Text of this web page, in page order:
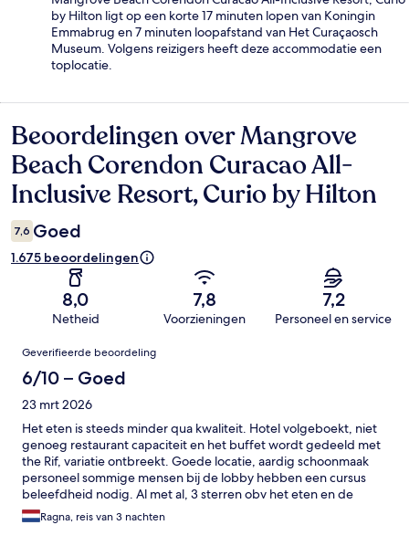
by Hilton ligt op een korte 17 minuten lopen van Koningin
Emmabrug en 7 minuten loopafstand van Het Curaçaosch
Museum. Volgens reizigers heeft deze accommodatie een
toplocatie.
Beoordelingen
Beoordelingen over Mangrove
Beach Corendon Curacao All-
Inclusive Resort, Curio by Hilton
7,6 Goed
1.675 beoordelingen
8,0
Netheid
7,8
Voorzieningen
7,2
Personeel en service
Beoordelingen
Geverifieerde beoordeling
6/10 – Goed
23 mrt 2026
Het eten is steeds minder qua kwaliteit. Hotel volgeboekt, niet
genoeg restaurant capaciteit en het buffet wordt gedeeld met
the Rif, variatie ontbreekt. Goede locatie, aardig schoonmaak
personeel sommige mensen bij de lobby hebben een cursus
beleefdheid nodig. Al met al, 3 sterren obv het eten en de
drank wordt ook steeds goedkoper
Ragna, reis van 3 nachten